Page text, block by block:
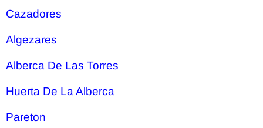
Cazadores
Algezares
Alberca De Las Torres
Huerta De La Alberca
Pareton